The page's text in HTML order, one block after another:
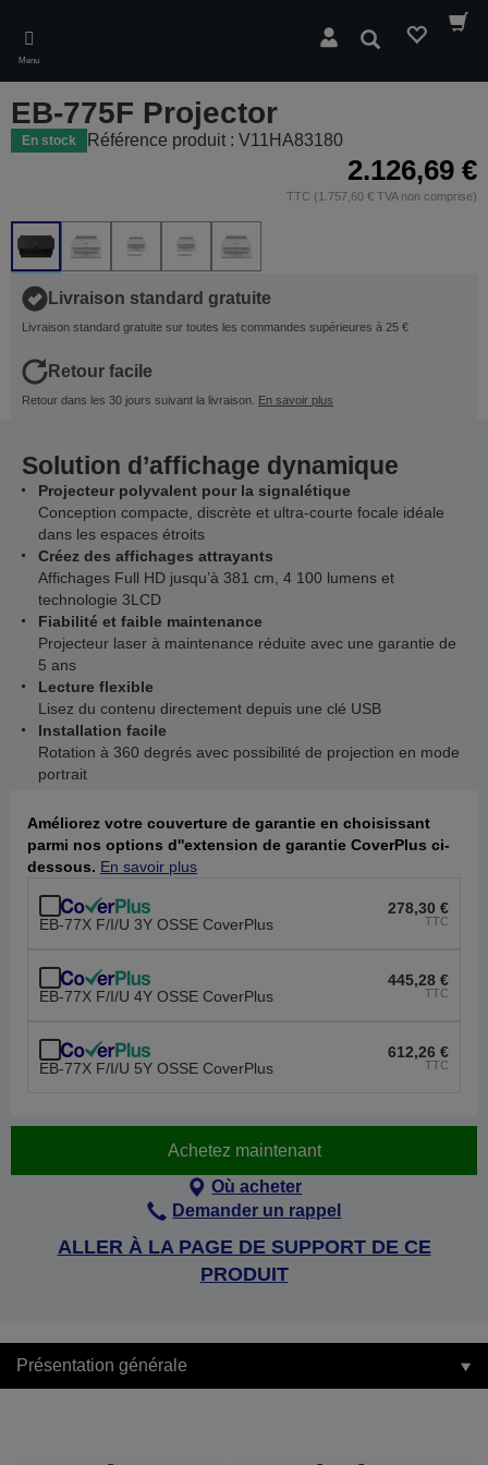
main
content
Menu
Rechercher
EB-775F Projector
En stock Référence produit : V11HA83180
2.126,69 €
TTC (1.757,60 € TVA non comprise)
Livraison standard gratuite
Livraison standard gratuite sur toutes les commandes supérieures à 25 €
Retour facile
Retour dans les 30 jours suivant la livraison. En savoir plus
Solution d’affichage dynamique
Projecteur polyvalent pour la signalétique
Conception compacte, discrète et ultra-courte focale idéale
dans les espaces étroits
Créez des affichages attrayants
Affichages Full HD jusqu’à 381 cm, 4 100 lumens et
technologie 3LCD
Fiabilité et faible maintenance
Projecteur laser à maintenance réduite avec une garantie de
5 ans
Lecture flexible
Lisez du contenu directement depuis une clé USB
Installation facile
Rotation à 360 degrés avec possibilité de projection en mode
portrait
Améliorez votre couverture de garantie en choisissant
parmi nos options d''extension de garantie CoverPlus ci-
dessous. En savoir plus
EB-77X F/I/U 3Y OSSE CoverPlus
278,30 €
TTC
EB-77X F/I/U 4Y OSSE CoverPlus
445,28 €
TTC
EB-77X F/I/U 5Y OSSE CoverPlus
612,26 €
TTC
Achetez maintenant
Où acheter
Demander un rappel
ALLER À LA PAGE DE SUPPORT DE CE
PRODUIT
Présentation générale